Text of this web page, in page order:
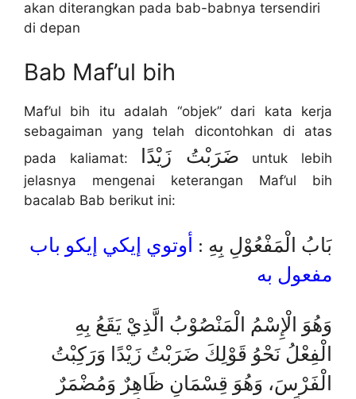
akan diterangkan pada bab-babnya tersendiri
di depan
Bab Maf’ul bih
Maf’ul bih itu adalah “objek” dari kata kerja
sebagaiman yang telah dicontohkan di atas
pada kaliamat:
ضَرَبْتُ زَيْدًا untuk lebih
jelasnya mengenai keterangan Maf’ul bih
bacalab Bab berikut ini:
بَابُ الْمَفْعُوْلِ بِهِ : أوتوي إيكي إيكو باب
مفعول به
وَهُوَ الْإِسْمُ الْمَنْصُوْبُ الَّذِيْ يَقَعُ بِهِ
الْفِعْلُ نَحْوُ قَوْلِكَ ضَرَبْتُ زَيْدًا وَرَكِبْتُ
الْفَرْسَ، وَهُوَ قِسْمَانِ ظَاهِرٌ وَمُضْمَرٌ